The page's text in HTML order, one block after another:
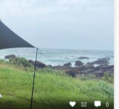
32 0